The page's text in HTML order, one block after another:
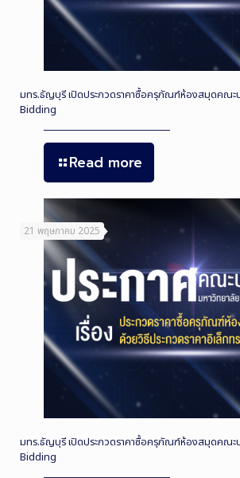
มทร.ธัญบุรี เปิดประกวดราคาซื้อครุภัณฑ์ห้องสมุดคณะ
Bidding
Read more
21 พฤษภาคม 2025
มทร.ธัญบุรี เปิดประกวดราคาซื้อครุภัณฑ์ห้องสมุดคณะ
Bidding